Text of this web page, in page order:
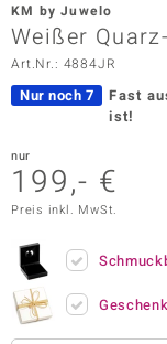
Vogue
KM by Juwelo
Weißer
Art.Nr.: 4884JR
Nur noch 7 Fast
ist!
nur
199,- €
Preis inkl. MwSt.